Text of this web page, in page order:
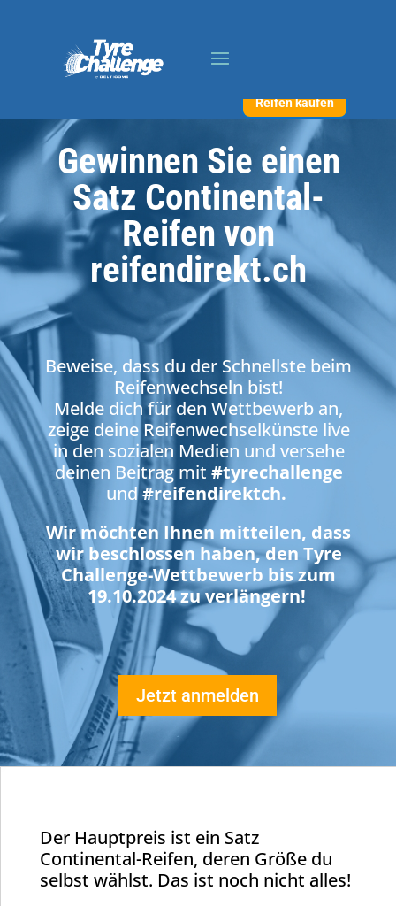
Reifen kaufen
Gewinnen Sie einen
Satz Continental-
Reifen von
reifendirekt.ch
Beweise, dass du der Schnellste beim
Reifenwechseln bist!
Melde dich für den Wettbewerb an,
zeige deine Reifenwechselkünste live
in den sozialen Medien und versehe
deinen Beitrag mit #tyrechallenge
und#reifendirektch.
Wir möchten Ihnen mitteilen, dass
wir beschlossen haben, den Tyre
Challenge-Wettbewerb bis zum
19.10.2024 zu verlängern!
Jetzt anmelden
Der Hauptpreis ist ein Satz
Continental-Reifen, deren Größe du
selbst wählst. Das ist noch nicht alles!